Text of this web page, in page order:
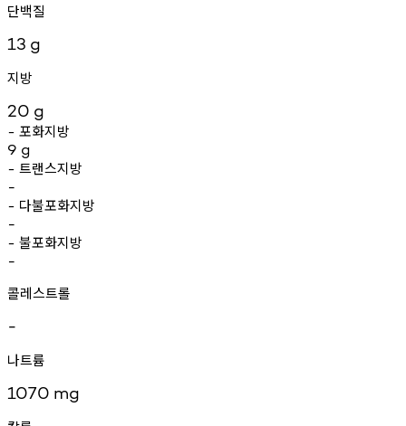
단백질
13 g
지방
20 g
- 포화지방
9 g
- 트랜스지방
-
- 다불포화지방
-
- 불포화지방
-
콜레스트롤
-
나트륨
1070 mg